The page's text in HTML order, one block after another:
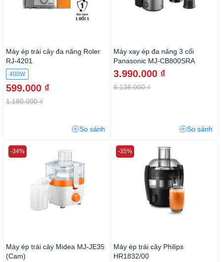
Máy ép trái cây đa năng Roler
RJ-4201
400W
599.000 ₫
1.190.000 ₫
So sánh
Máy xay ép đa năng 3 cối
Panasonic MJ-CB800SRA
3.990.000 ₫
6.138.000 ₫
So sánh
Máy ép trái cây Midea MJ-JE35
(Cam)
-34%
Máy ép trái cây Philips
HR1832/00
-35%